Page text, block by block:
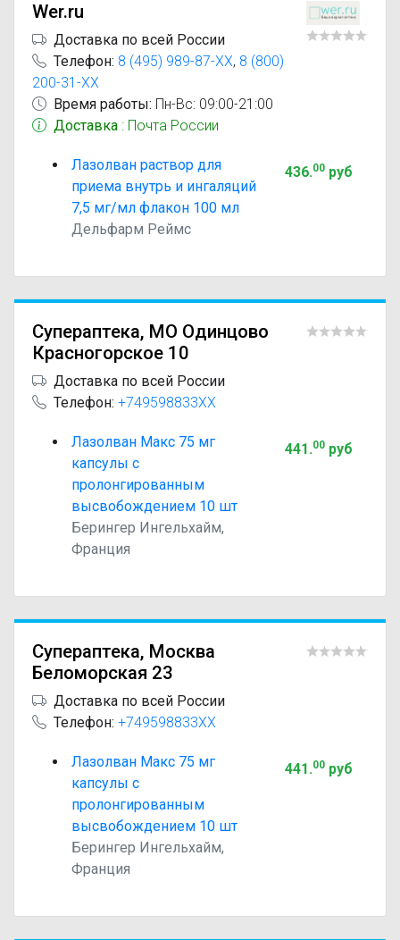
Wer.ru
Доставка по всей России
Телефон: 8 (495) 989-87-XX, 8 (800)
200-31-XX
Время работы: Пн-Вс: 09:00-21:00
Доставка : Почта России
Лазолван раствор для
приема внутрь и ингаляций
7,5 мг/мл флакон 100 мл
Дельфарм Реймс
436.00руб
Супераптека, МО Одинцово
Красногорское 10
Доставка по всей России
Телефон: +749598833XX
Лазолван Макс 75 мг
капсулы с
пролонгированным
высвобождением 10 шт
Берингер Ингельхайм,
Франция
441 .00руб
Супераптека, Москва
Беломорская 23
Доставка по всей России
Телефон: +749598833XX
Лазолван Макс 75 мг
капсулы с
пролонгированным
высвобождением 10 шт
Берингер Ингельхайм,
Франция
441 .00руб